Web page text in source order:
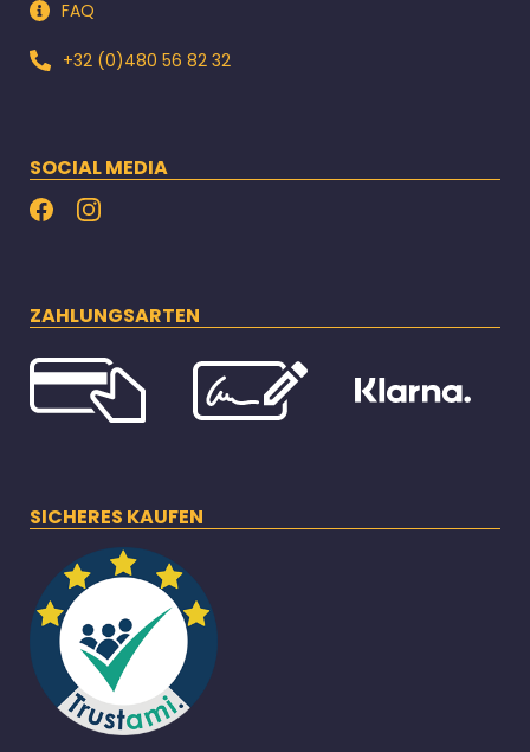
FAQ
+32 (0)480 56 82 32
SOCIAL MEDIA
ZAHLUNGSARTEN
SICHERES KAUFEN